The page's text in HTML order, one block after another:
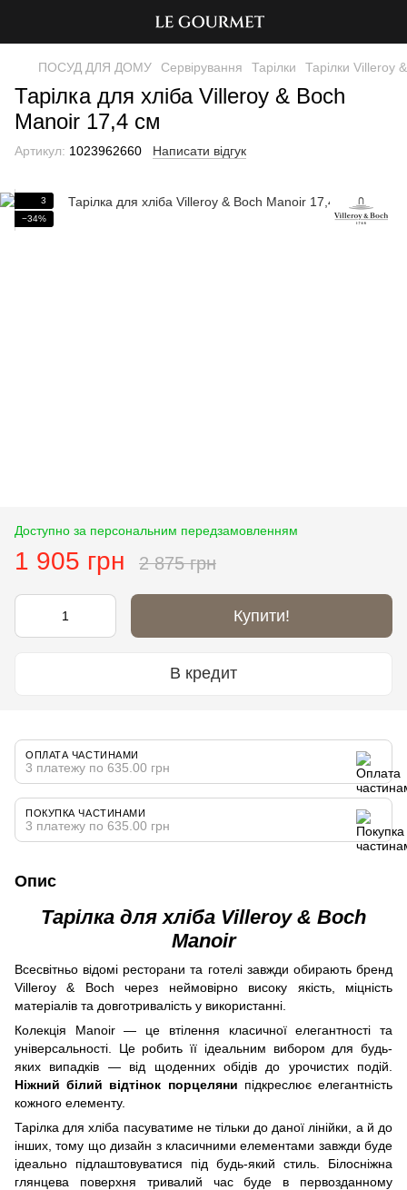
ПОСУД ДЛЯ ДОМУ Сервірування Тарілки Тарілки Villeroy
Тарілка для хліба Villeroy & Boch
Manoir 17,4 см
Артикул: 1023962660 Написати відгук
3
−34%
Доступно за персональним передзамовленням
1 905 грн 2 875 грн
Купити!
В кредит
ОПЛАТА ЧАСТИНАМИ
3 платежу по 635.00 грн
ПОКУПКА ЧАСТИНАМИ
3 платежу по 635.00 грн
Опис
Тарілка для хліба Villeroy & Boch
Manoir
Всесвітньо відомі ресторани та готелі завжди обирають бренд
Villeroy & Boch через неймовірно високу якість, міцність
матеріалів та довготривалість у використанні.
Колекція Manoir — це втілення класичної елегантності та
універсальності. Це робить її ідеальним вибором для будь-
яких випадків — від щоденних обідів до урочистих подій.
Ніжний білий відтінок порцеляни підкреслює елегантність
кожного елементу.
Тарілка для хліба пасуватиме не тільки до даної лінійки, а й до
інших, тому що дизайн з класичними елементами завжди буде
ідеально підлаштовуватися під будь-який стиль. Білосніжна
глянцева поверхня тривалий час буде в первозданному